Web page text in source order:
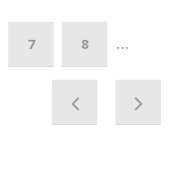
7 8 …